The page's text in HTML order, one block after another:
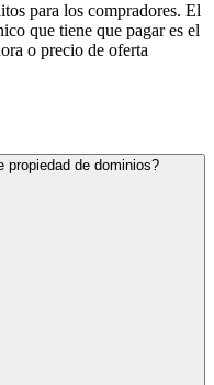
para los compradores. El
que tiene que pagar es el
o precio de oferta
propiedad de dominios?